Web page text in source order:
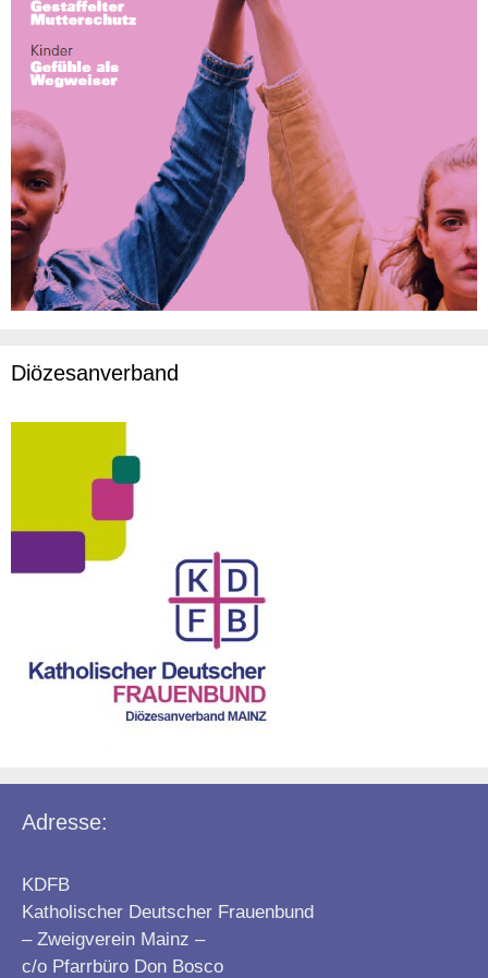
Diözesanverband
Adresse:
KDFB
Katholischer Deutscher Frauenbund
– Zweigverein Mainz –
c/o Pfarrbüro Don Bosco